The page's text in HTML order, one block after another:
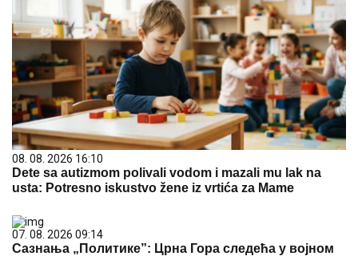
08. 08. 2026 16:10
Dete sa autizmom polivali vodom i mazali mu lak na
usta: Potresno iskustvo žene iz vrtića za Mame
07. 08. 2026 09:14
Сазнања „Политике”: Црна Гора следећа у војном